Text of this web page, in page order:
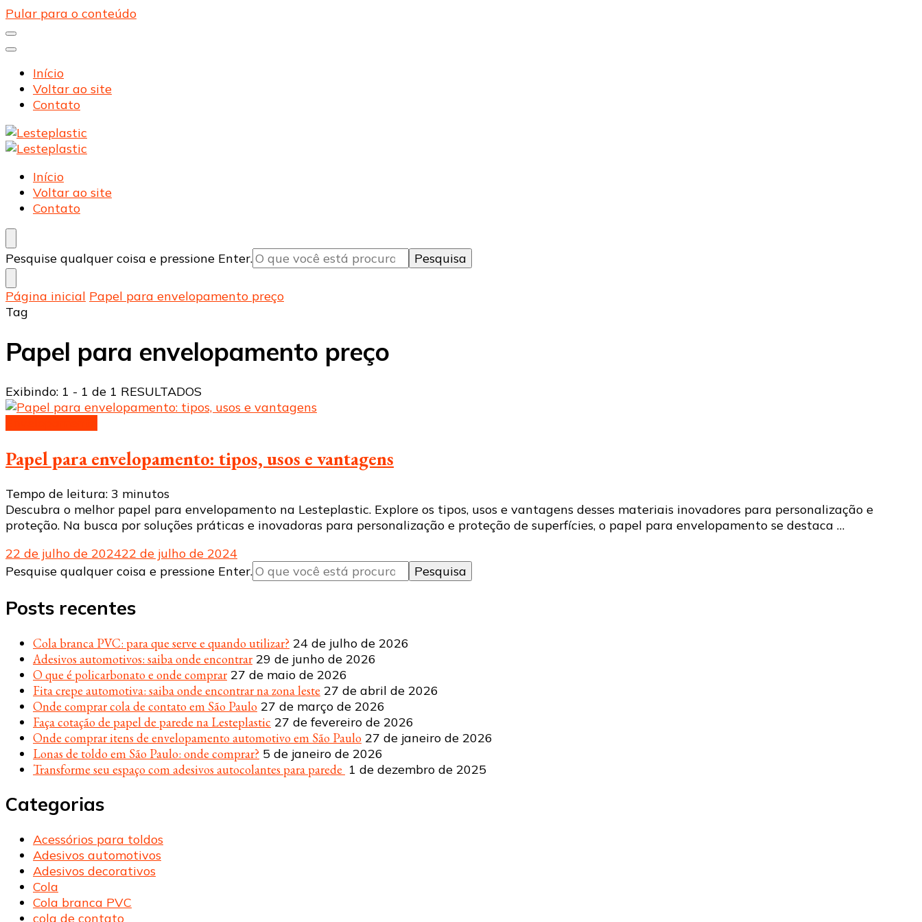
Pular para o conteúdo
Início
Voltar ao site
Contato
Lesteplastic
Blog – Lesteplastic
Lesteplastic
Blog – Lesteplastic
Início
Voltar ao site
Contato
Procurando
algo?
Pesquise qualquer coisa e pressione Enter.
Página inicial Papel para envelopamento preço
Tag
Papel para envelopamento preço
Exibindo: 1 - 1 de 1 RESULTADOS
Papel para envelopamento: tipos, usos e vantagens
Tempo de leitura: 3 minutos
Descubra o melhor papel para envelopamento na Lesteplastic. Explore os tipos, usos e vantagens desses materiais inovadores para personalização e
proteção. Na busca por soluções práticas e inovadoras para personalização e proteção de superfícies, o papel para envelopamento se destaca …
22 de julho de 202422 de julho de 2024
Procurando
Pesquise qualquer coisa e pressione Enter.
Posts recentes
Cola branca PVC: para que serve e quando utilizar? 24 de julho de 2026
Adesivos automotivos: saiba onde encontrar 29 de junho de 2026
O que é policarbonato e onde comprar 27 de maio de 2026
Fita crepe automotiva: saiba onde encontrar na zona leste 27 de abril de 2026
Onde comprar cola de contato em São Paulo 27 de março de 2026
Faça cotação de papel de parede na Lesteplastic 27 de fevereiro de 2026
Onde comprar itens de envelopamento automotivo em São Paulo 27 de janeiro de 2026
Lonas de toldo em São Paulo: onde comprar? 5 de janeiro de 2026
Transforme seu espaço com adesivos autocolantes para parede 1 de dezembro de 2025
Categorias
Acessórios para toldos
Adesivos automotivos
Adesivos decorativos
Cola
Cola branca PVC
cola de contato